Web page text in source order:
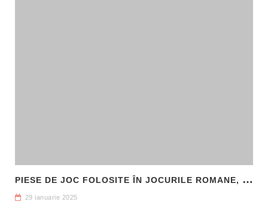
P
IESE DE JOC FOLOSITE ÎN JOCURILE ROMANE, DESCOPERITE LA HADRIANOPOLIS
29 ianuarie 2025